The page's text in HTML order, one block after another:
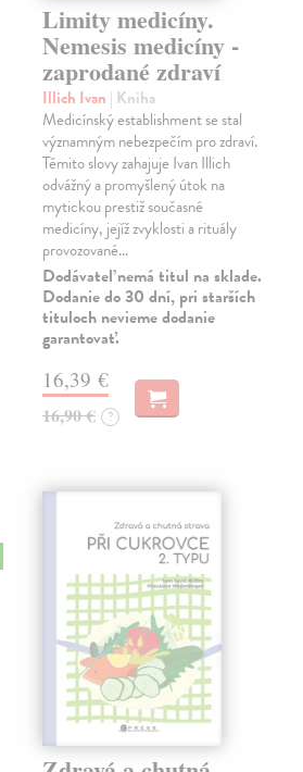
Limity medicíny.
Nemesis medicíny -
zaprodané zdraví
Illich Ivan | Kniha
Medicínský establishment se stal
významným nebezpečím pro zdraví.
Těmito slovy zahajuje Ivan Illich
odvážný a promyšlený útok na
mytickou prestiž současné
medicíny, jejíž zvyklosti a rituály
provozované…
Dodávateľ nemá titul na sklade.
Dodanie do 30 dní, pri starších
tituloch nevieme dodanie
garantovať.
16,39 €
16,90 € ?